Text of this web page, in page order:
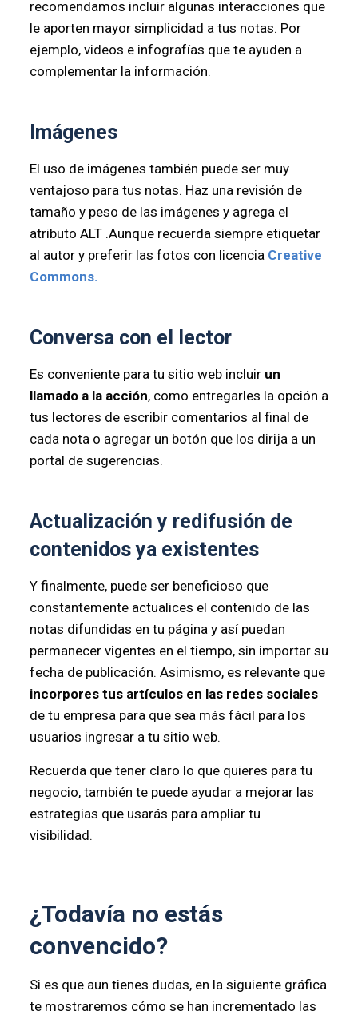
recomendamos incluir algunas interacciones que
le aporten mayor simplicidad a tus notas. Por
ejemplo, videos e infografías que te ayuden a
complementar la información.
Imágenes
El uso de imágenes también puede ser muy
ventajoso para tus notas. Haz una revisión de
tamaño y peso de las imágenes y agrega el
atributo ALT .Aunque recuerda siempre etiquetar
al autor y preferir las fotos con licencia Creative
Commons.
Conversa con el lector
Es conveniente para tu sitio web incluir un
llamado a la acción, como entregarles la opción a
tus lectores de escribir comentarios al final de
cada nota o agregar un botón que los dirija a un
portal de sugerencias.
Actualización y redifusión de
contenidos ya existentes
Y finalmente, puede ser beneficioso que
constantemente actualices el contenido de las
notas difundidas en tu página y así puedan
permanecer vigentes en el tiempo, sin importar su
fecha de publicación. Asimismo, es relevante que
incorpores tus artículos en las redes sociales
de tu empresa para que sea más fácil para los
usuarios ingresar a tu sitio web.
Recuerda que tener claro lo que quieres para tu
negocio, también te puede ayudar a mejorar las
estrategias que usarás para ampliar tu
visibilidad.
¿Todavía no estás
convencido?
Si es que aun tienes dudas, en la siguiente gráfica
te mostraremos cómo se han incrementado las